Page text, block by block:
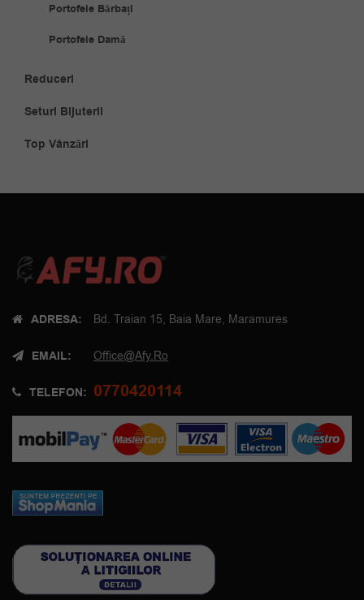
Portofele Bărbați
Portofele Damă
Reduceri
Seturi Bijuterii
Top Vânzări
ADRESA: Bd. Traian 15, Baia Mare, Maramures
EMAIL: Office@afy.ro
TELEFON: 0770420114